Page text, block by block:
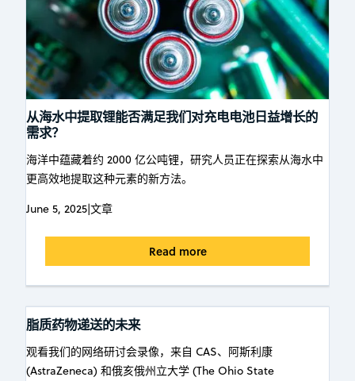
从海水中提取锂能否满足我们对充电电池日益增长的
需求？
海洋中蕴藏着约 2000 亿公吨锂，研究人员正在探索从海水中
更高效地提取这种元素的新方法。
June 5, 2025|文章
Read more
脂质药物递送的未来
观看我们的网络研讨会录像，来自 CAS、阿斯利康
(AstraZeneca) 和俄亥俄州立大学 (The Ohio State